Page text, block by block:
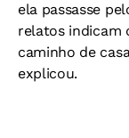
ela passasse
relatos indicam
caminho de
explicou.